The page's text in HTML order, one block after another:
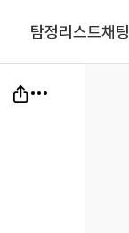
탐정리스트채팅